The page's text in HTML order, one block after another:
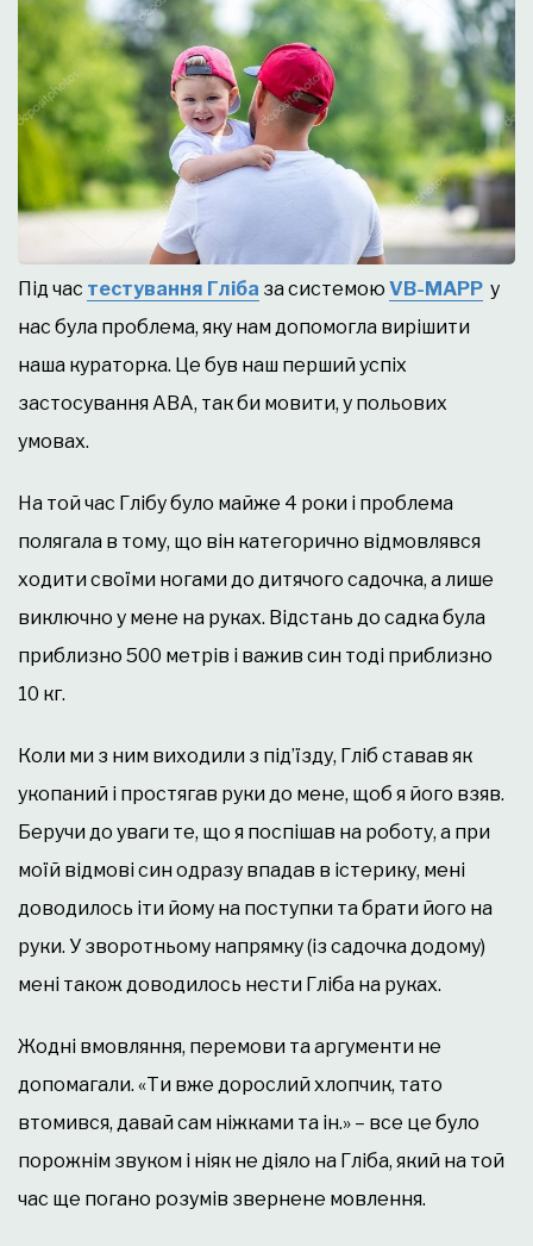
Під час тестування Гліба за системою VB-MAPP у
нас була проблема, яку нам допомогла вирішити
наша кураторка. Це був наш перший успіх
застосування АВА, так би мовити, у польових
умовах.
На той час Глібу було майже 4 роки і проблема
полягала в тому, що він категорично відмовлявся
ходити своїми ногами до дитячого садочка, а лише
виключно у мене на руках. Відстань до садка була
приблизно 500 метрів і важив син тоді приблизно
10 кг.
Коли ми з ним виходили з під’їзду, Гліб ставав як
укопаний і простягав руки до мене, щоб я його взяв.
Беручи до уваги те, що я поспішав на роботу, а при
моїй відмові син одразу впадав в істерику, мені
доводилось іти йому на поступки та брати його на
руки. У зворотньому напрямку (із садочка додому)
мені також доводилось нести Гліба на руках.
Жодні вмовляння, перемови та аргументи не
допомагали. «Ти вже дорослий хлопчик, тато
втомився, давай сам ніжками та ін.» – все це було
порожнім звуком і ніяк не діяло на Гліба, який на той
час ще погано розумів звернене мовлення.